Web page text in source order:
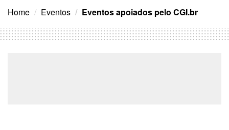
Home Eventos Eventos apoiados pelo CGI.br